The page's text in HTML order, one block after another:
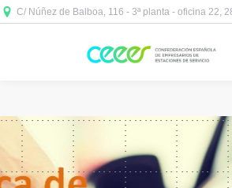
C/ Núñez de Balboa, 116 - 3ª planta - oficina 22,